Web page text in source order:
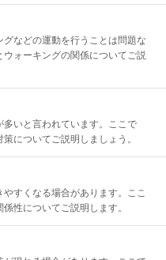
などの運動を行うことは問題な
ォーキングの関係についてご説
いと言われています。ここで
についてご説明しましょう。
すくなる場合があります。ここ
性についてご説明します。